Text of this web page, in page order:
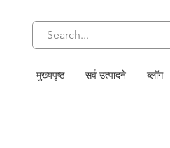
मुख्यपृष्ठ सर्व उत्पादने ब्लॉग